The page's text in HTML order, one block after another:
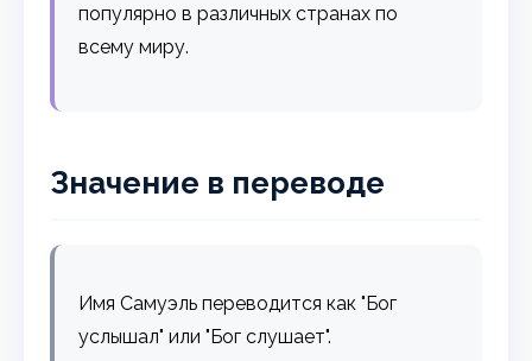
популярно в различных странах по
всему миру.
Значение в переводе
Имя Самуэль переводится как "Бог
услышал" или "Бог слушает".